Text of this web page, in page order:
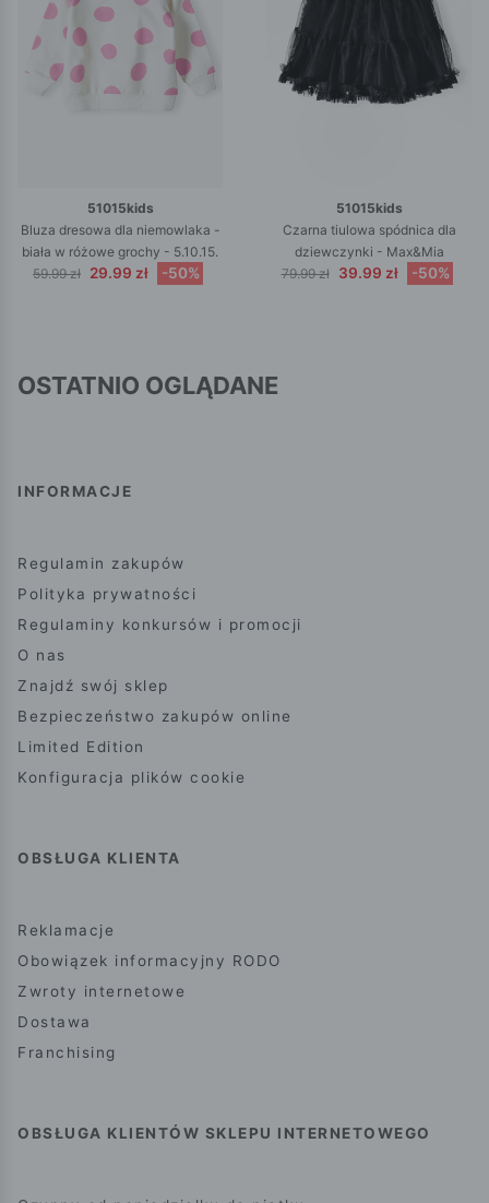
51015kids
Bluza dresowa dla niemowlaka -
biała w różowe grochy - 5.10.15.
59.99 zł 29.99 zł -50%
51015kids
Czarna tiulowa spódnica dla
dziewczynki - Max&Mia
79.99 zł
39.99 zł -50%
OSTATNIO OGLĄDANE
INFORMACJE
Regulamin zakupów
Polityka prywatności
Regulaminy konkursów i promocji
O nas
Znajdź swój sklep
Bezpieczeństwo zakupów online
Limited Edition
Konfiguracja plików cookie
OBSŁUGA KLIENTA
Reklamacje
Obowiązek informacyjny RODO
Zwroty internetowe
Dostawa
Franchising
OBSŁUGA KLIENTÓW SKLEPU INTERNETOWEGO